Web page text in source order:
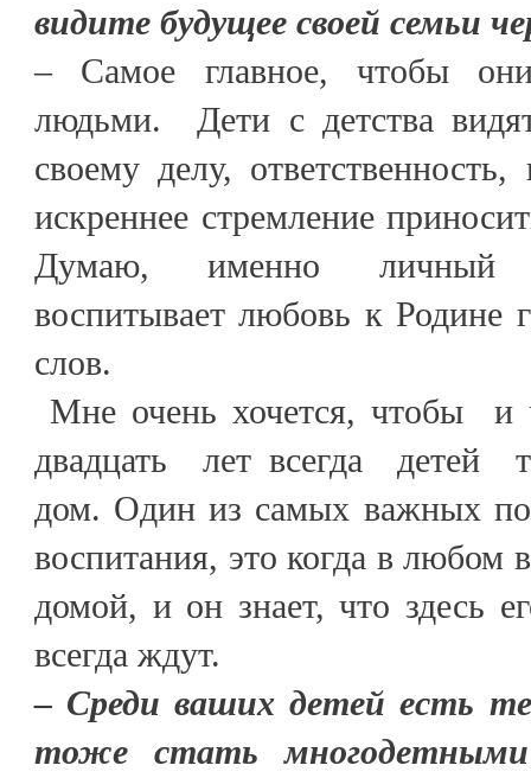
видите будущее своей семьи
– Самое главное, чтобы
людьми. Дети с детства
своему делу,
искреннее стремление
Думаю, именно личный
воспитывает любовь к Родине
слов.
Мне очень хочется, чтобы и
двадцать лет всегда детей
дом. Один из самых важных
воспитания, это когда в любом
домой, и он знает, что здесь
всегда ждут.
– Среди ваших детей есть
тоже стать